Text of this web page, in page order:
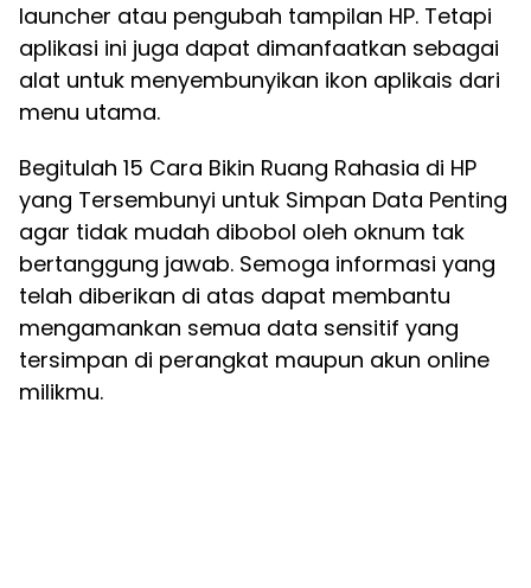
launcher atau pengubah tampilan HP. Tetapi
aplikasi ini juga dapat dimanfaatkan sebagai
alat untuk menyembunyikan ikon aplikais dari
menu utama.
Begitulah 15 Cara Bikin Ruang Rahasia di HP
yang Tersembunyi untuk Simpan Data Penting
agar tidak mudah dibobol oleh oknum tak
bertanggung jawab. Semoga informasi yang
telah diberikan di atas dapat membantu
mengamankan semua data sensitif yang
tersimpan di perangkat maupun akun online
milikmu.